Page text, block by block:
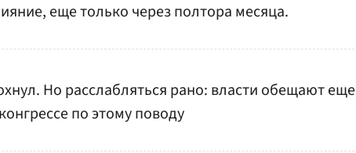
еще только через полтора месяца.
Но расслабляться рано: власти обещают еще
по этому поводу